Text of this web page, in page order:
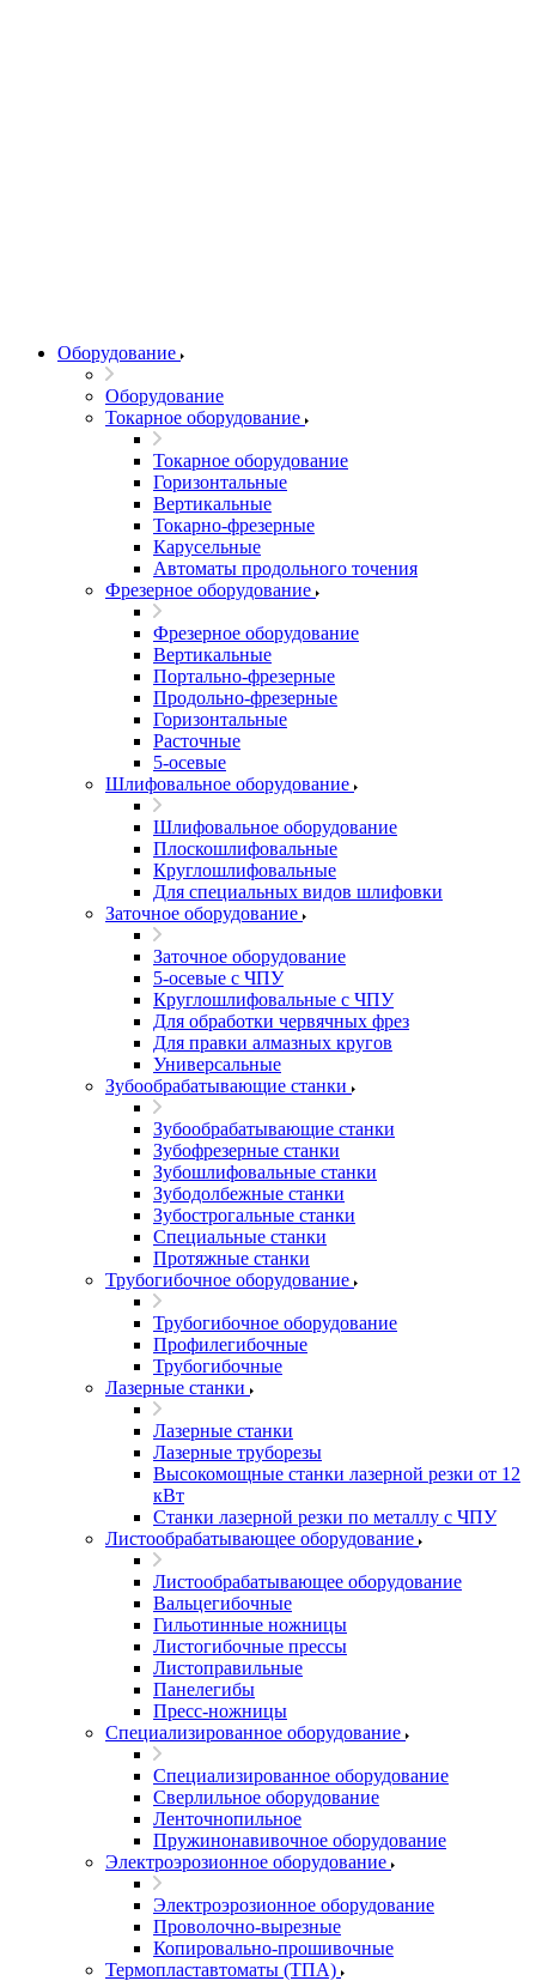
Оборудование
Оборудование
Токарное оборудование
Токарное оборудование
Горизонтальные
Вертикальные
Токарно-фрезерные
Карусельные
Автоматы продольного точения
Фрезерное оборудование
Фрезерное оборудование
Вертикальные
Портально-фрезерные
Продольно-фрезерные
Горизонтальные
Расточные
5-осевые
Шлифовальное оборудование
Шлифовальное оборудование
Плоскошлифовальные
Круглошлифовальные
Для специальных видов шлифовки
Заточное оборудование
Заточное оборудование
5-осевые с ЧПУ
Круглошлифовальные с ЧПУ
Для обработки червячных фрез
Для правки алмазных кругов
Универсальные
Зубообрабатывающие станки
Зубообрабатывающие станки
Зубофрезерные станки
Зубошлифовальные станки
Зубодолбежные станки
Зубострогальные станки
Специальные станки
Протяжные станки
Трубогибочное оборудование
Трубогибочное оборудование
Профилегибочные
Трубогибочные
Лазерные станки
Лазерные станки
Лазерные труборезы
Высокомощные станки лазерной резки от 12
кВт
Станки лазерной резки по металлу с ЧПУ
Листообрабатывающее оборудование
Листообрабатывающее оборудование
Вальцегибочные
Гильотинные ножницы
Листогибочные прессы
Листоправильные
Панелегибы
Пресс-ножницы
Специализированное оборудование
Специализированное оборудование
Сверлильное оборудование
Ленточнопильное
Пружинонавивочное оборудование
Электроэрозионное оборудование
Электроэрозионное оборудование
Проволочно-вырезные
Копировально-прошивочные
Термопластавтоматы (ТПА)